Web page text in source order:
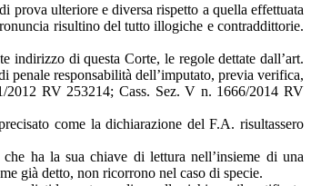
prova ulteriore e diversa rispetto a quella effettuata
risultino del tutto illogiche e contraddittorie.
indirizzo di questa Corte, le regole dettate dall’art.
penale responsabilità dell’imputato, previa verifica,
2012 RV 253214; Cass. Sez. V n. 1666/2014 RV
come la dichiarazione del F.A. risultassero
ha la sua chiave di lettura nell’insieme di una
già detto, non ricorrono nel caso di specie.